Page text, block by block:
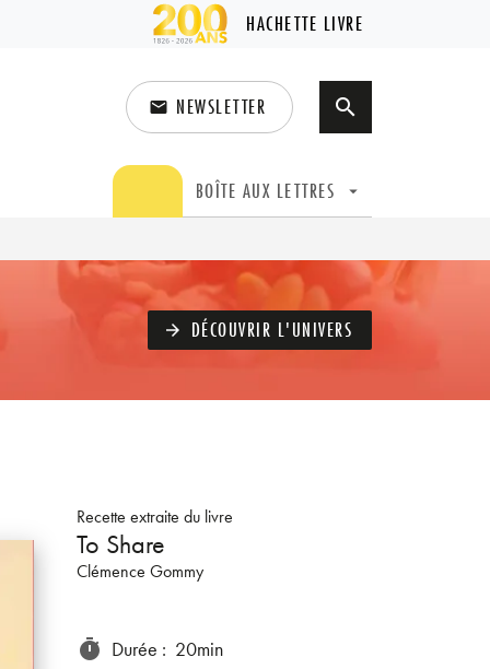
HACHETTE LIVRE
email NEWSLETTER search
BOÎTE AUX LETTRES arrow_drop_down
arrow_forward DÉCOUVRIR L'UNIVERS
Recette extraite du livre
To Share
Clémence Gommy
timer Durée : 20min